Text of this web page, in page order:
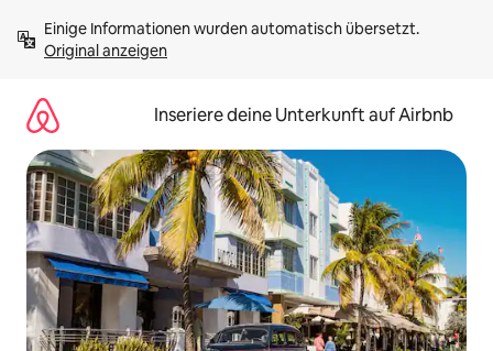
Inhalten
springenOriginal anzeigen
Inseriere deine Unterkunft auf Airbnb